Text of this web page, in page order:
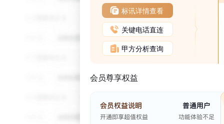
标讯详情查看
关键电话直连
甲方分析查询
会员尊享权益